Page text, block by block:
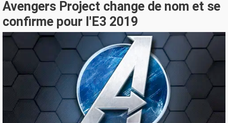
Avengers Project change de nom et se
confirme pour l'E3 2019